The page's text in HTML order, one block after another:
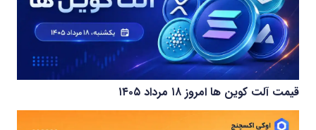
قیمت آلت کوین ها امروز ۱۸ مرداد ۱۴۰۵